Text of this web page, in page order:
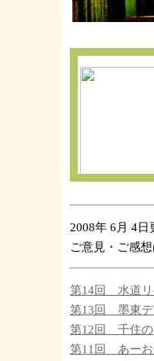
2008年 6月 4日
ご意見・ご感
第14回 水道リ
第13回 墨東デ
第12回 千住の
第11回 あーお